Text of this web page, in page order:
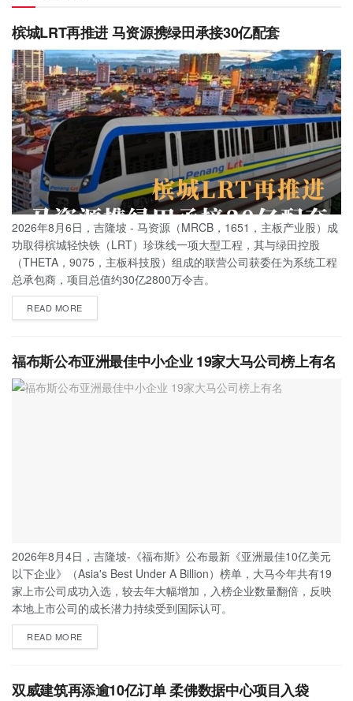
槟城LRT再推进 马资源携绿田承接30亿配套
2026年8月6日，吉隆坡 - 马资源（MRCB，1651，主板产业股）成
功取得槟城轻快铁（LRT）珍珠线一项大型工程，其与绿田控股
（THETA，9075，主板科技股）组成的联营公司获委任为系统工程
总承包商，项目总值约30亿2800万令吉。
READ MORE
福布斯公布亚洲最佳中小企业 19家大马公司榜上有名
2026年8月4日，吉隆坡-《福布斯》公布最新《亚洲最佳10亿美元
以下企业》（Asia's Best Under A Billion）榜单，大马今年共有19
家上市公司成功入选，较去年大幅增加，入榜企业数量翻倍，反映
本地上市公司的成长潜力持续受到国际认可。
READ MORE
双威建筑再添逾10亿订单 柔佛数据中心项目入袋